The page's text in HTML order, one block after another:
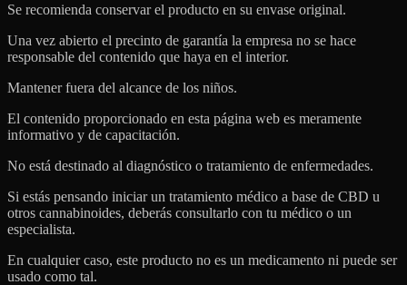
Se recomienda conservar el producto en su envase original.
Una vez abierto el precinto de garantía la empresa no se hace
responsable del contenido que haya en el interior.
Mantener fuera del alcance de los niños.
El contenido proporcionado en esta página web es meramente
informativo y de capacitación.
No está destinado al diagnóstico o tratamiento de enfermedades.
Si estás pensando iniciar un tratamiento médico a base de CBD u
otros cannabinoides, deberás consultarlo con tu médico o un
especialista.
En cualquier caso, este producto no es un medicamento ni puede ser
usado como tal.